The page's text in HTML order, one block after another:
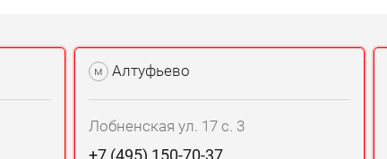
м Алтуфьево
Лобненская ул. 17 с. 3
+7 (495) 150-70-37